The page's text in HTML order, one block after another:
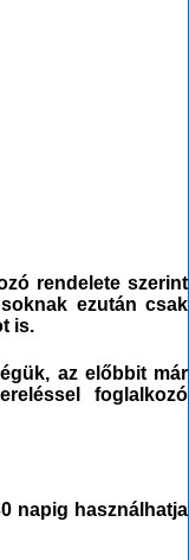
rendelete szerint
ezután csak
is.
az előbbit már
foglalkozó
napig használhatja